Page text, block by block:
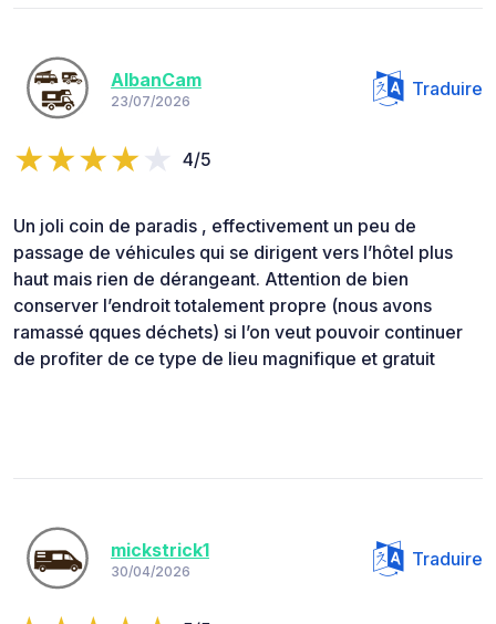
AlbanCam
23/07/2026
Traduire
4/5
Un joli coin de paradis , effectivement un peu de
passage de véhicules qui se dirigent vers l’hôtel plus
haut mais rien de dérangeant. Attention de bien
conserver l’endroit totalement propre (nous avons
ramassé qques déchets) si l’on veut pouvoir continuer
de profiter de ce type de lieu magnifique et gratuit
mickstrick1
30/04/2026
Traduire